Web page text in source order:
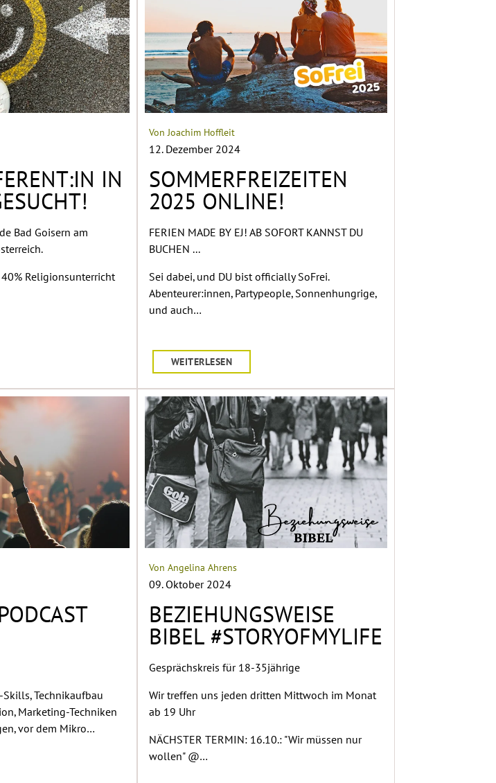
IN
Bad Goisern am
Religionsunterricht
Von Joachim Hoffleit
12. Dezember 2024
SOMMERFREIZEITEN
2025 ONLINE!
FERIEN MADE BY EJ! AB SOFORT KANNST DU
BUCHEN ...
Sei dabei, und DU bist officially SoFrei.
Abenteurer:innen, Partypeople, Sonnenhungrige,
und auch…
WEITERLESEN
Technikaufbau
Marketing-Techniken
vor dem Mikro…
Von Angelina Ahrens
09. Oktober 2024
BEZIEHUNGSWEISE
BIBEL #STORYOFMYLIFE
Gesprächskreis für 18-35jährige
Wir treffen uns jeden dritten Mittwoch im Monat
ab 19 Uhr
NÄCHSTER TERMIN: 16.10.: "Wir müssen nur
wollen" @…